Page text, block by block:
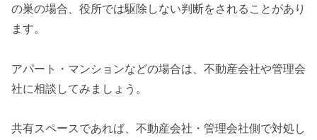
の巣の場合、役所では駆除しない判断をされることがあり
ます。
アパート・マンションなどの場合は、不動産会社や管理会
社に相談してみましょう。
共有スペースであれば、不動産会社・管理会社側で対処し